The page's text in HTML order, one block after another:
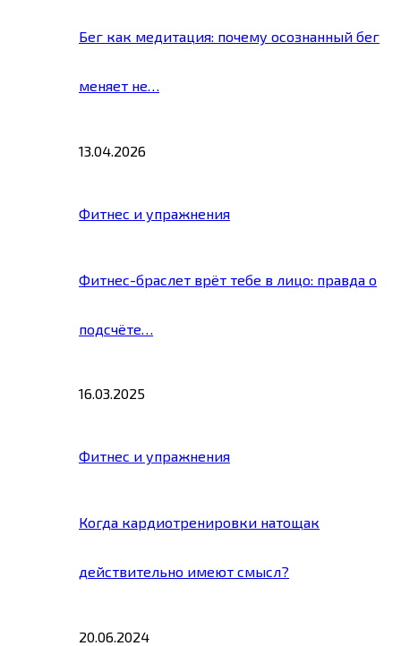
Бег как медитация: почему осознанный бег
меняет не…
13.04.2026
Фитнес и упражнения
Фитнес-браслет врёт тебе в лицо: правда о
подсчёте…
16.03.2025
Фитнес и упражнения
Когда кардиотренировки натощак
действительно имеют смысл?
20.06.2024